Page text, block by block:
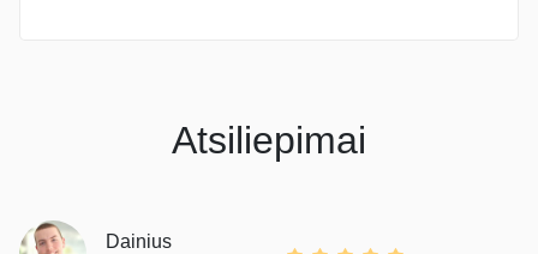
Atsiliepimai
Dainius